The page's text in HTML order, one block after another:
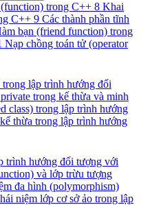
trong C++ 8 Khai
C++ 9 Các thành phần tĩnh
bạn (friend function) trong
Nạp chồng toán tử (operator
lập trình hướng đối
trong kế thừa và minh
class) trong lập trình hướng
thừa trong lập trình hướng
trình hướng đối tượng với
và lớp trừu tượng
đa hình (polymorphism)
niệm lớp cơ sở ảo trong lập